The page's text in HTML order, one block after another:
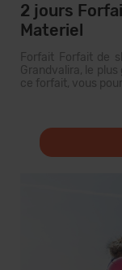
2 jours
Materiel
Forfait Forfait de
Grandvalira, le
ce forfait, vous